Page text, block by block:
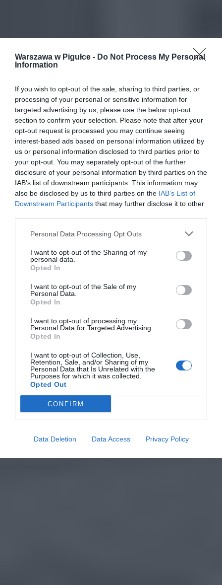
Warszawa w Pigułce - Do Not Process My Personal
Information
If you wish to opt-out of the sale, sharing to third parties, or
processing of your personal or sensitive information for
targeted advertising by us, please use the below opt-out
section to confirm your selection. Please note that after your
opt-out request is processed you may continue seeing
interest-based ads based on personal information utilized by
us or personal information disclosed to third parties prior to
your opt-out. You may separately opt-out of the further
disclosure of your personal information by third parties on the
IAB’s list of downstream participants. This information may
also be disclosed by us to third parties on the IAB’s List of
Downstream Participants that may further disclose it to other
Personal Data Processing Opt Outs
I want to opt-out of the Sharing of my
personal data.
Opted In
I want to opt-out of the Sale of my
Personal Data.
Opted In
I want to opt-out of processing my
Personal Data for Targeted Advertising.
Opted In
I want to opt-out of Collection, Use,
Retention, Sale, and/or Sharing of my
Personal Data that Is Unrelated with the
Purposes for which it was collected.
Opted Out
CONFIRM
Data Deletion Data Access Privacy Policy